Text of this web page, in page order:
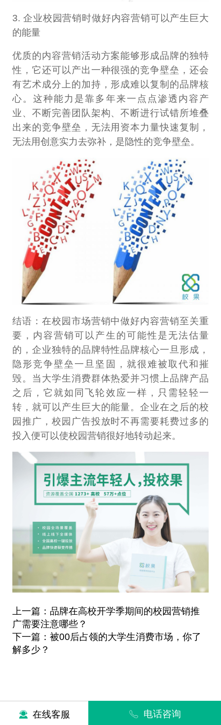
3. 企业校园营销时做好内容营销可以产生巨大
的能量
优质的内容营销活动方案能够形成品牌的独特
性，它还可以产出一种很强的竞争壁垒，还会
有艺术成分上的加持，形成难以复制的品牌核
心。这种能力是靠多年来一点点渗透内容产
业、不断完善团队架构、不断进行试错所堆叠
出来的竞争壁垒，无法用资本力量快速复制，
无法用创意实力去弥补，是隐性的竞争壁垒。
结语：在校园市场营销中做好内容营销至关重
要，内容营销可以产生的可能性是无法估量
的，企业独特的品牌特性品牌核心一旦形成，
隐形竞争壁垒一旦坚固，就很难被取代和摧
毁。当大学生消费群体热爱并习惯上品牌产品
之后，它就如同飞轮效应一样，只需轻轻一
转，就可以产生巨大的能量。企业在之后的校
园推广，校园广告投放时不再需要耗费过多的
投入便可以使校园营销很好地转动起来。
上一篇：品牌在高校开学季期间的校园营销推
广需要注意哪些？
下一篇：被00后占领的大学生消费市场，你了
解多少？
在线客服 电话咨询